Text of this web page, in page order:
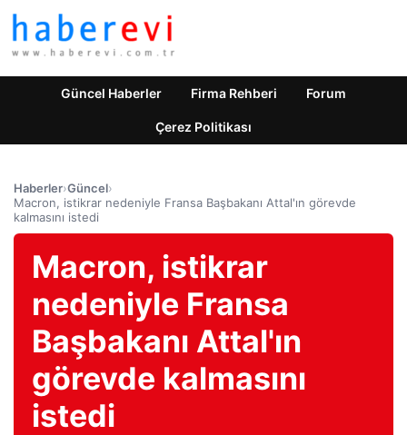
Güncel Haberler Firma Rehberi Forum
Çerez Politikası
Haberler›Güncel›
Macron, istikrar nedeniyle Fransa Başbakanı Attal'ın görevde
kalmasını istedi
Macron, istikrar
nedeniyle Fransa
Başbakanı Attal'ın
görevde kalmasını
istedi